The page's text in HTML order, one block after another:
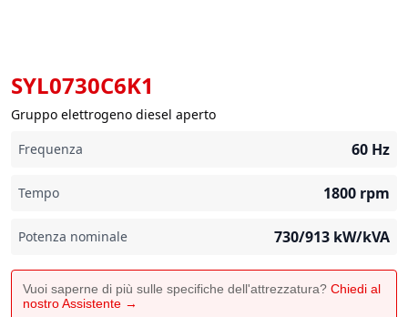
SYL0730C6K1
Gruppo elettrogeno diesel aperto
Frequenza
60 Hz
Tempo 1800 rpm
Potenza nominale 730/913 kW/kVA
Vuoi saperne di più sulle specifiche dell'attrezzatura? Chiedi al
nostro Assistente →